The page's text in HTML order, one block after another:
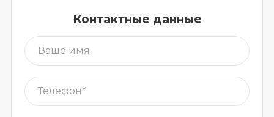
Контактные данные